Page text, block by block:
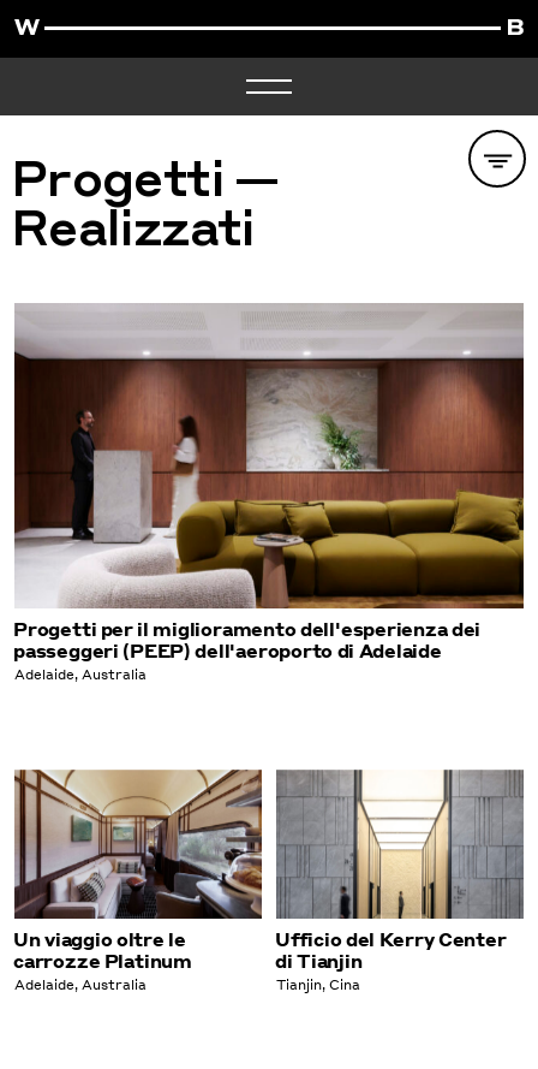
Progetti —
Realizzati
Progetti per il miglioramento dell'esperienza dei
passeggeri (PEEP) dell'aeroporto di Adelaide
Adelaide, Australia
Un viaggio oltre le
carrozze Platinum
Adelaide, Australia
Ufficio del Kerry Center
di Tianjin
Tianjin, Cina